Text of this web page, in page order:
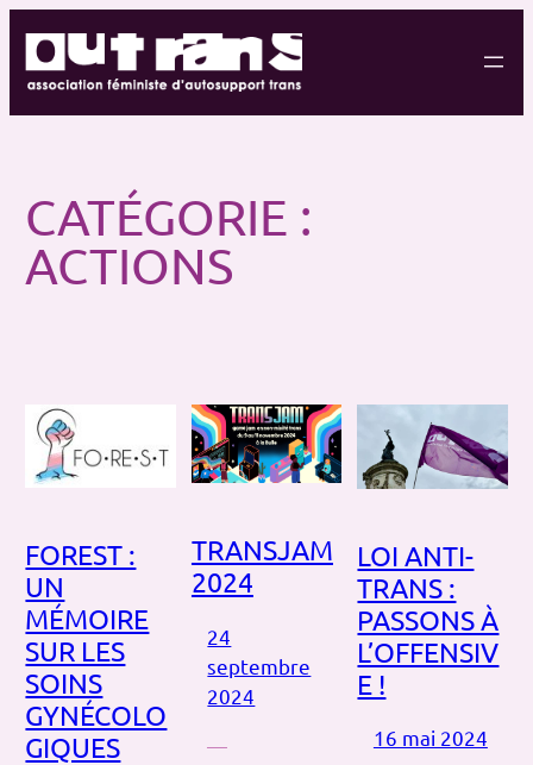
contenu
CATÉGORIE :
ACTIONS
FOREST :
UN
MÉMOIRE
SUR LES
SOINS
GYNÉCOLO
GIQUES
TRANSJAM
2024
24
septembre
2024
—
LOI ANTI-
TRANS :
PASSONS À
L’OFFENSIV
E !
16 mai 2024